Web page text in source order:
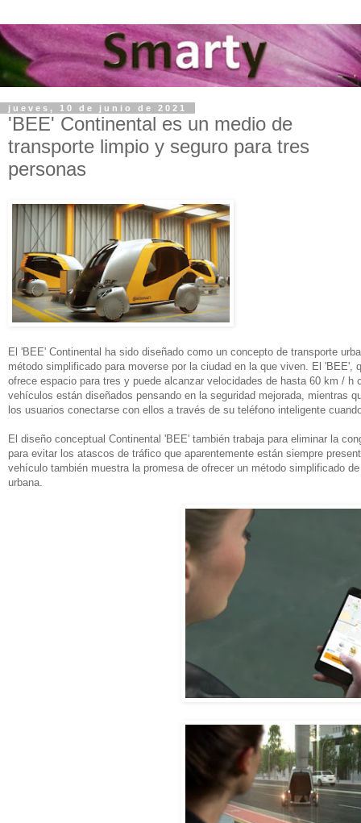
jueves, 10 de junio de 2021
'BEE' Continental es un medio de
transporte limpio y seguro para tres
personas
El 'BEE' Continental ha sido diseñado como un concepto de transporte
método simplificado para moverse por la ciudad en la que viven. El
ofrece espacio para tres y puede alcanzar velocidades de hasta 60 km / h
vehículos están diseñados pensando en la seguridad mejorada, mientras
los usuarios conectarse con ellos a través de su teléfono inteligente
El diseño conceptual Continental 'BEE' también trabaja para eliminar la
para evitar los atascos de tráfico que aparentemente están siempre
vehículo también muestra la promesa de ofrecer un método simplificado
urbana.